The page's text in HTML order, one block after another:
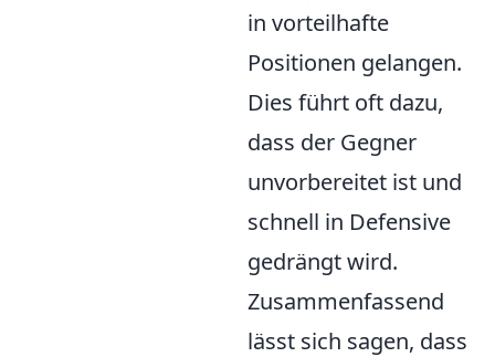
in vorteilhafte
Positionen gelangen.
Dies führt oft dazu,
dass der Gegner
unvorbereitet ist und
schnell in Defensive
gedrängt wird.
Zusammenfassend
lässt sich sagen, dass